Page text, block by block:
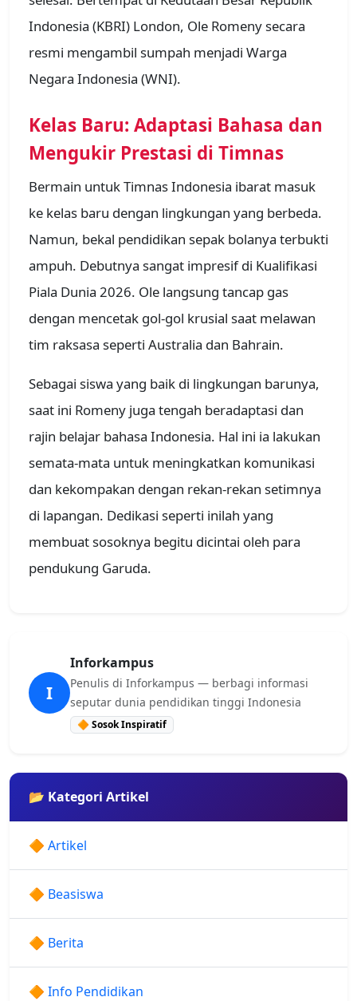
Indonesia (KBRI) London, Ole Romeny secara
resmi mengambil sumpah menjadi Warga
Negara Indonesia (WNI).
Kelas Baru: Adaptasi Bahasa dan
Mengukir Prestasi di Timnas
Bermain untuk Timnas Indonesia ibarat masuk
ke kelas baru dengan lingkungan yang berbeda.
Namun, bekal pendidikan sepak bolanya terbukti
ampuh. Debutnya sangat impresif di Kualifikasi
Piala Dunia 2026. Ole langsung tancap gas
dengan mencetak gol-gol krusial saat melawan
tim raksasa seperti Australia dan Bahrain.
Sebagai siswa yang baik di lingkungan barunya,
saat ini Romeny juga tengah beradaptasi dan
rajin belajar bahasa Indonesia. Hal ini ia lakukan
semata-mata untuk meningkatkan komunikasi
dan kekompakan dengan rekan-rekan setimnya
di lapangan. Dedikasi seperti inilah yang
membuat sosoknya begitu dicintai oleh para
pendukung Garuda.
I
Inforkampus
Penulis di Inforkampus — berbagi informasi
seputar dunia pendidikan tinggi Indonesia
🔶 Sosok Inspiratif
📂 Kategori Artikel
🔶 Artikel
🔶 Beasiswa
🔶 Berita
🔶 Info Pendidikan